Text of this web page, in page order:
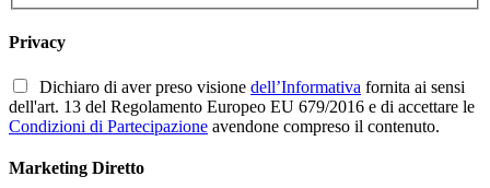
Privacy
Dichiaro di aver preso visione dell’Informativa fornita ai sensi
dell'art. 13 del Regolamento Europeo EU 679/2016 e di accettare le
Condizioni di Partecipazione avendone compreso il contenuto.
Marketing Diretto